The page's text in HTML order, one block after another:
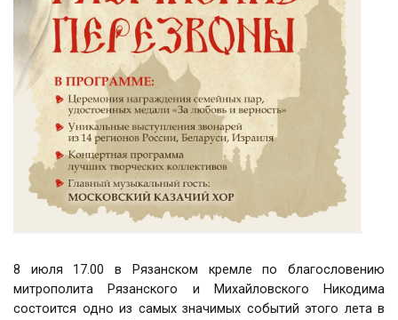
8 июля 17.00 в Рязанском кремле по благословению
митрополита Рязанского и Михайловского Никодима
состоится одно из самых значимых событий этого лета в